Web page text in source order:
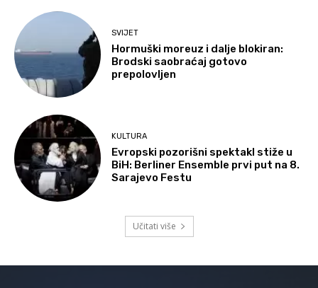
SVIJET
Hormuški moreuz i dalje blokiran:
Brodski saobraćaj gotovo
prepolovljen
KULTURA
Evropski pozorišni spektakl stiže u
BiH: Berliner Ensemble prvi put na 8.
Sarajevo Festu
Učitati više